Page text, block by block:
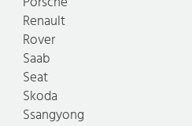
Renault
Rover
Saab
Seat
Skoda
Ssangyong